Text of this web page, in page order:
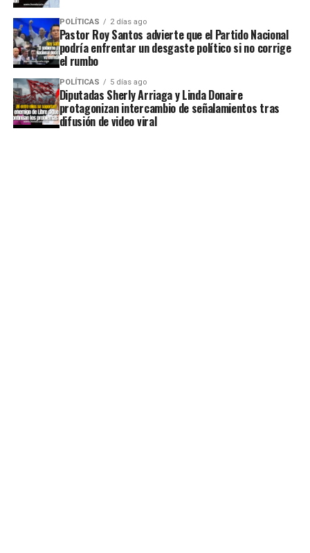
POLÍTICAS 2 días ago
Pastor Roy Santos advierte que el Partido Nacional
podría enfrentar un desgaste político si no corrige
el rumbo
POLÍTICAS 5 días ago
Diputadas Sherly Arriaga y Linda Donaire
protagonizan intercambio de señalamientos tras
difusión de video viral